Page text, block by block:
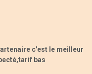
c'est le meilleur
bas